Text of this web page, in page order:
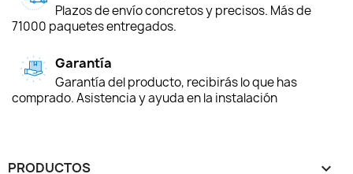
Plazos de envío concretos y precisos. Más de
71000 paquetes entregados.
Garantía
Garantía del producto, recibirás lo que has
comprado. Asistencia y ayuda en la instalación
PRODUCTOS 